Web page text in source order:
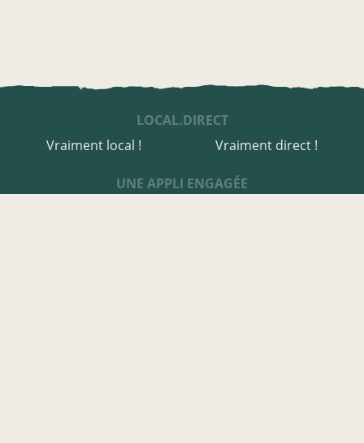
LOCAL.DIRECT
Vraiment local !
Vraiment direct !
UNE APPLI ENGAGÉE